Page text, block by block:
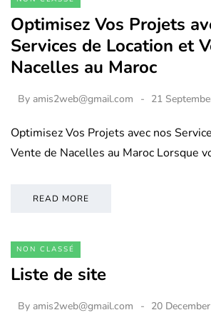
Optimisez Vos Projets
Services de Location et
Nacelles au Maroc
By amis2web@gmail.com 21
Optimisez Vos Projets avec nos
Vente de Nacelles au Maroc Lorsque
READ MORE
NON CLASSÉ
Liste de site
By amis2web@gmail.com 20